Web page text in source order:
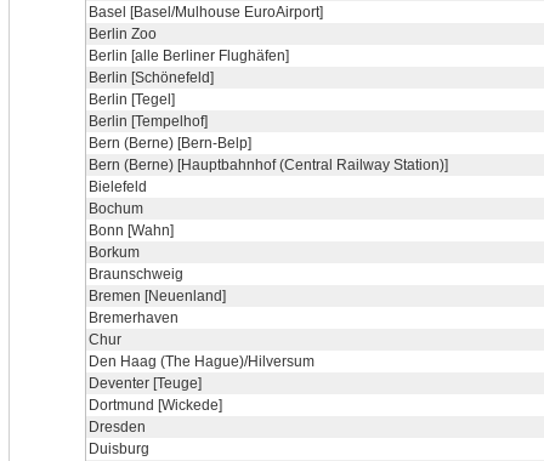
Basel [Basel/Mulhouse EuroAirport]
Berlin Zoo
Berlin [alle Berliner Flughäfen]
Berlin [Schönefeld]
Berlin [Tegel]
Berlin [Tempelhof]
Bern (Berne) [Bern-Belp]
Bern (Berne) [Hauptbahnhof (Central Railway Station)]
Bielefeld
Bochum
Bonn [Wahn]
Borkum
Braunschweig
Bremen [Neuenland]
Bremerhaven
Chur
Den Haag (The Hague)/Hilversum
Deventer [Teuge]
Dortmund [Wickede]
Dresden
Duisburg